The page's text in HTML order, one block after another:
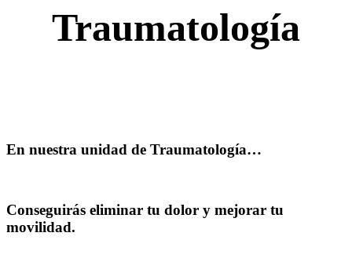
Traumatología
En nuestra unidad de Traumatología…
Conseguirás eliminar tu dolor y mejorar tu
movilidad.